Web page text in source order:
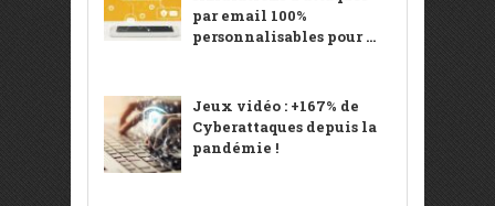
par email 100%
personnalisables pour ...
Jeux vidéo : +167% de
Cyberattaques depuis la
pandémie !